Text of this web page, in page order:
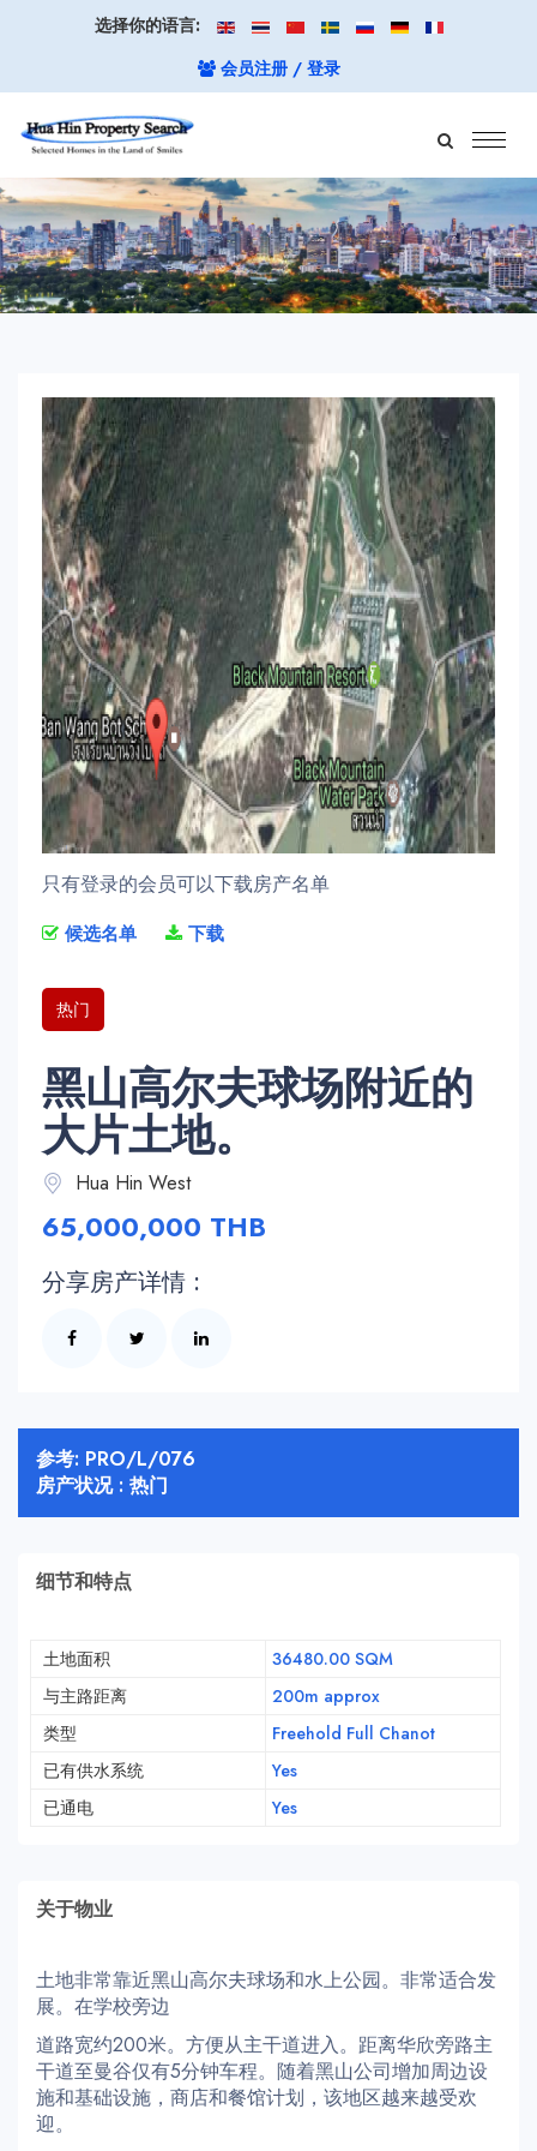
选择你的语言:
会员注册 / 登录
只有登录的会员可以下载房产名单
候选名单 下载
热门
黑山高尔夫球场附近的
大片土地。
Hua Hin West
65,000,000 THB
分享房产详情 :
参考: PRO/L/076
房产状况 : 热门
细节和特点
土地面积
36480.00 SQM
与主路距离
200m approx
类型
Freehold Full Chanot
已有供水系统
Yes
已通电
Yes
关于物业
土地非常靠近黑山高尔夫球场和水上公园。非常适合发
展。在学校旁边
道路宽约200米。方便从主干道进入。距离华欣旁路主
干道至曼谷仅有5分钟车程。随着黑山公司增加周边设
施和基础设施，商店和餐馆计划，该地区越来越受欢
迎。